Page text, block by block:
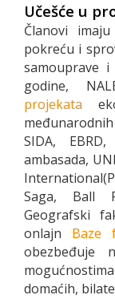
Učešće u
Članovi
pokreću i
samouprave
godine,
projekata
SIDA,
ambasada,
Saga, Ball
Geografski
onlajn Baze
obezbeđuje
domaćih,